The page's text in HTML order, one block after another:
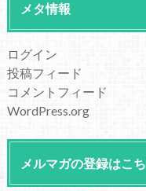
メタ情報
ログイン
投稿フィード
コメントフィード
WordPress.org
メルマガの登録はこ